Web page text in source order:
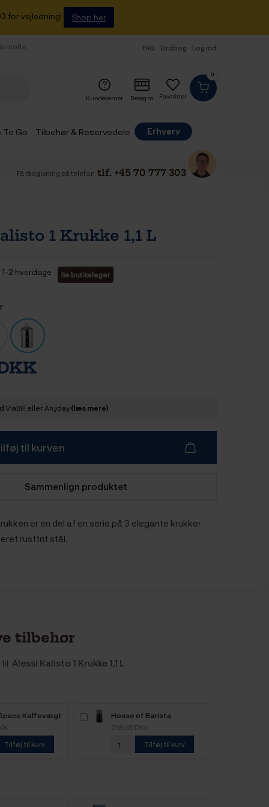
for vejledning! Shop her
FAQ Ordbog Log ind
0
Favoritter
Kundecenter Besøg os
To Go Tilbehør & Reservedele
Erhverv
Få rådgivning på telefon tlf. +45 70 777 303
1 Krukke 1,1 L
1-2 hverdage Se butikslager
ViaBill eller Anyday(læs mere)
til kurven
Sammenlign produktet
er en del af en serie på 3 elegante krukker
rustfrit stål.
tilbehør
Alessi Kalisto 1 Krukke 1,1 L
Kaffevægt
Tilføj til kurv
House of Barista
Elektrisk Kaffemølle
299,95 DKK
Tilføj til kurv